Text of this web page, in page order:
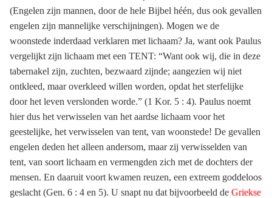
(Engelen zijn mannen, door de hele Bijbel héén, dus ook gevallen
engelen zijn mannelijke verschijningen). Mogen we de
woonstede inderdaad verklaren met lichaam? Ja, want ook Paulus
vergelijkt zijn lichaam met een TENT: “Want ook wij, die in deze
tabernakel zijn, zuchten, bezwaard zijnde; aangezien wij niet
ontkleed, maar overkleed willen worden, opdat het sterfelijke
door het leven verslonden worde.” (1 Kor. 5 : 4). Paulus noemt
hier dus het verwisselen van het aardse lichaam voor het
geestelijke, het verwisselen van tent, van woonstede! De gevallen
engelen deden het alleen andersom, maar zij verwisselden van
tent, van soort lichaam en vermengden zich met de dochters der
mensen. En daaruit voort kwamen reuzen, een extreem goddeloos
geslacht (Gen. 6 : 4 en 5). U snapt nu dat bijvoorbeeld de Griekse